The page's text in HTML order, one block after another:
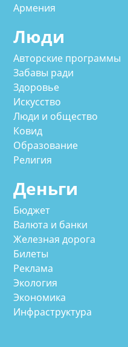
Армения
Люди
Авторские программы
Забавы ради
Здоровье
Искусство
Люди и общество
Ковид
Образование
Религия
Деньги
Бюджет
Валюта и банки
Железная дорога
Билеты
Реклама
Экология
Экономика
Инфраструктура